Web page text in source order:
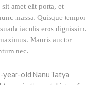
amet elit porta, et
massa. Quisque tempor
iaculis eros dignissim.
Mauris auctor
nec.